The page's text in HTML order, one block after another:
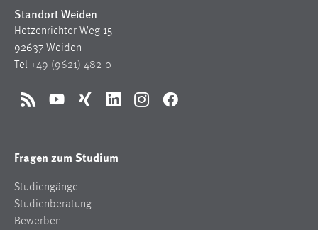
Standort Weiden
Hetzenrichter Weg 15
92637 Weiden
Tel +49 (9621) 482-0
RSS YouTubeXing LinkedInInstagramFacebook
Fragen zum Studium
Studiengänge
Studienberatung
Bewerben
Jahre, MIBEW_UserID = 1 Jahr
Name:
Dieser Cookie ist notwendig um sich an der Website
Cookie Laufzeit:
24 Stunden